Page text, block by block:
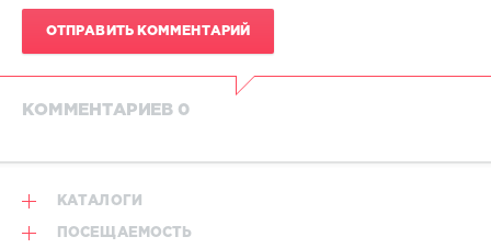
ОТПРАВИТЬ КОММЕНТАРИЙ
КОММЕНТАРИЕВ 0
КАТАЛОГИ
ПОСЕЩАЕМОСТЬ